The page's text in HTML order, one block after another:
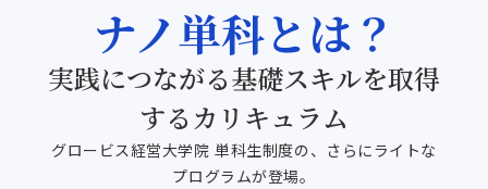
ナノ単科とは？
実践につながる基礎スキルを取得
するカリキュラム
グロービス経営大学院 単科生制度の、さらにライトな
プログラムが登場。